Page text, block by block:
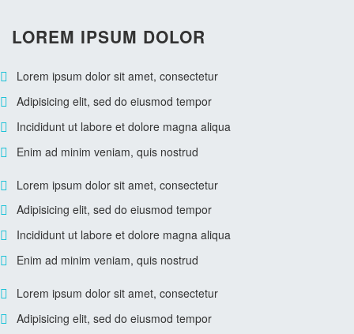
LOREM IPSUM DOLOR
Lorem ipsum dolor sit amet, consectetur
Adipisicing elit, sed do eiusmod tempor
Incididunt ut labore et dolore magna aliqua
Enim ad minim veniam, quis nostrud
Lorem ipsum dolor sit amet, consectetur
Adipisicing elit, sed do eiusmod tempor
Incididunt ut labore et dolore magna aliqua
Enim ad minim veniam, quis nostrud
Lorem ipsum dolor sit amet, consectetur
Adipisicing elit, sed do eiusmod tempor